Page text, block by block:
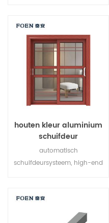
beveiliging tegen diefstal zijn
uitstekend. gevarieerde
deurtypen om te voldoen aan
verschillende architecturale
behoeften.
houten kleur aluminium
schuifdeur
automatisch
schuifdeursysteem, high-end